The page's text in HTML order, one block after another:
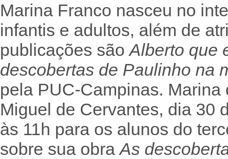
Marina Franco nasceu no
infantis e adultos, além de
publicações sãoAlberto que
descobertas de Paulinho na
pela PUC-Campinas.
Miguel de Cervantes, dia 30
às 11h para os alunos do
sobre sua obraAs